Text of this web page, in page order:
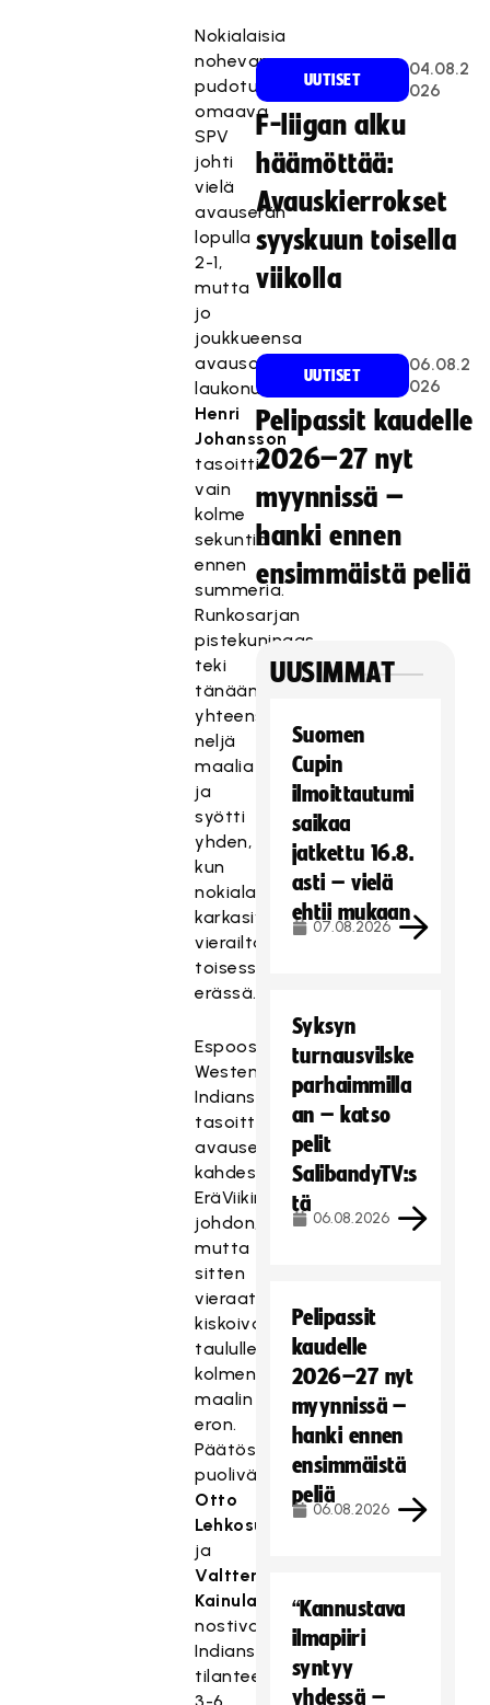
Nokialaisia
nohevamman
pudotuspelikokemuksen
omaava
SPV
johti
vielä
avauserän
lopulla
2-1,
mutta
jo
joukkueensa
avausosuman
laukonut
Henri
Johansson
tasoitti
vain
kolme
sekuntia
ennen
summeria.
Runkosarjan
pistekuningas
teki
tänään
yhteensä
neljä
maalia
ja
syötti
yhden,
kun
nokialaiset
karkasivat
vierailtaan
toisessa
erässä.
Espoossa
Westend
Indians
tasoitti
avauserässä
kahdesti
EräViikinkien
johdon,
mutta
sitten
vieraat
kiskoivat
taululle
kolmen
maalin
eron.
Päätöserän
puolivälissä
Otto
Lehkosuo
ja
Valtteri
Kainulainen
nostivat
Indiansin
tilanteesta
UUTISET
04.08.2
026
F-liigan alku
häämöttää:
Avauskierrokset
syyskuun toisella
viikolla
UUTISET
06.08.2
026
Pelipassit kaudelle
2026–27 nyt
myynnissä –
hanki ennen
ensimmäistä peliä
UUSIMMAT
Suomen
Cupin
ilmoittautumi
saikaa
jatkettu 16.8.
asti – vielä
ehtii mukaan
07.08.2026
Syksyn
turnausvilske
parhaimmilla
an – katso
pelit
SalibandyTV:s
tä
06.08.2026
Pelipassit
kaudelle
2026–27 nyt
myynnissä –
hanki ennen
ensimmäistä
peliä
06.08.2026
“Kannustava
ilmapiiri
syntyy
yhdessä –